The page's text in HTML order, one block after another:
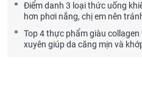
Điểm danh 3 loại thức uống
hơn phơi nắng, chị em nên
Top 4 thực phẩm giàu
xuyên giúp da căng mịn và